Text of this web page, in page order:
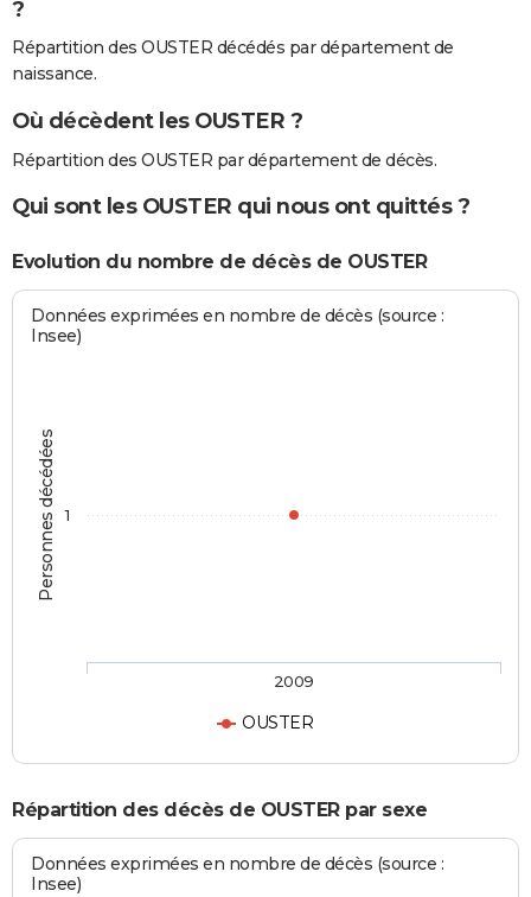
?
Répartition des OUSTER décédés par département de
naissance.
Où décèdent les OUSTER ?
Répartition des OUSTER par département de décès.
Qui sont les OUSTER qui nous ont quittés ?
Evolution du nombre de décès de OUSTER
Personnes décédées
Données exprimées en nombre de décès (source :
Insee)
OUSTER
2009
1
Répartition des décès de OUSTER par sexe
Données exprimées en nombre de décès (source :
Insee)